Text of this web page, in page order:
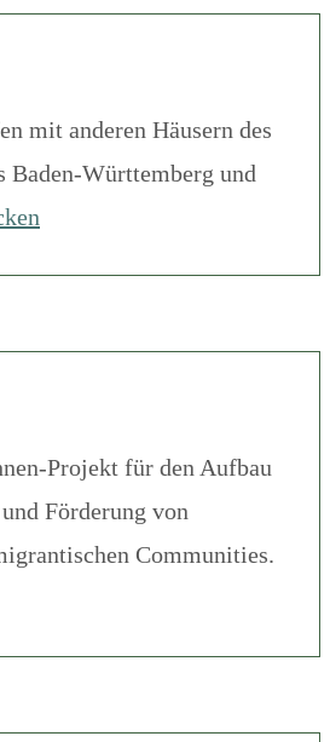
mit anderen Häusern des
Baden-Württemberg und
Projekt für den Aufbau
Förderung von
Communities.